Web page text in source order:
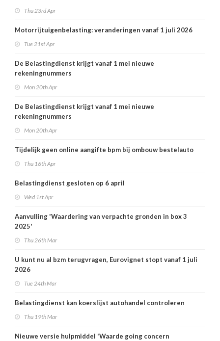
Thu 23rd Apr
Motorrijtuigenbelasting: veranderingen vanaf 1 juli 2026
Tue 21st Apr
De Belastingdienst krijgt vanaf 1 mei nieuwe
rekeningnummers
Mon 20th Apr
De Belastingdienst krijgt vanaf 1 mei nieuwe
rekeningnummers
Mon 20th Apr
Tijdelijk geen online aangifte bpm bij ombouw bestelauto
Thu 16th Apr
Belastingdienst gesloten op 6 april
Wed 1st Apr
Aanvulling 'Waardering van verpachte gronden in box 3
2025'
Thu 26th Mar
U kunt nu al bzm terugvragen, Eurovignet stopt vanaf 1 juli
2026
Tue 24th Mar
Belastingdienst kan koerslijst autohandel controleren
Thu 19th Mar
Nieuwe versie hulpmiddel 'Waarde going concern